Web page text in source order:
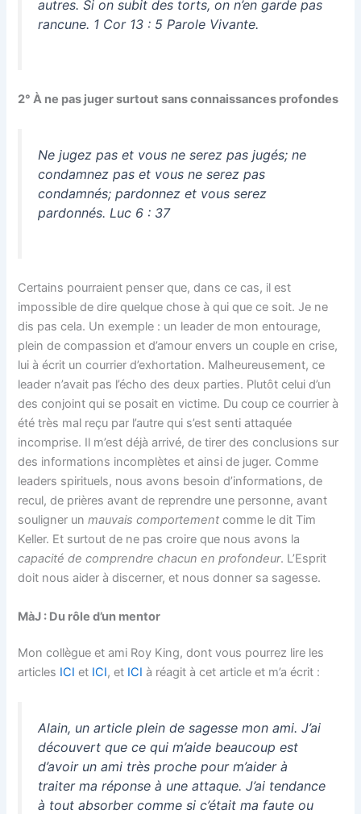
autres. Si on subit des torts, on n’en garde pas
rancune. 1 Cor 13 : 5 Parole Vivante.
2° À ne pas juger surtout sans connaissances profondes
Ne jugez pas et vous ne serez pas jugés; ne
condamnez pas et vous ne serez pas
condamnés; pardonnez et vous serez
pardonnés. Luc 6 : 37
Certains pourraient penser que, dans ce cas, il est
impossible de dire quelque chose à qui que ce soit. Je ne
dis pas cela. Un exemple : un leader de mon entourage,
plein de compassion et d’amour envers un couple en crise,
lui à écrit un courrier d’exhortation. Malheureusement, ce
leader n’avait pas l’écho des deux parties. Plutôt celui d’un
des conjoint qui se posait en victime. Du coup ce courrier à
été très mal reçu par l’autre qui s’est senti attaquée
incomprise. Il m’est déjà arrivé, de tirer des conclusions sur
des informations incomplètes et ainsi de juger. Comme
leaders spirituels, nous avons besoin d’informations, de
recul, de prières avant de reprendre une personne, avant
souligner unmauvais comportement comme le dit Tim
Keller. Et surtout de ne pas croire que nous avons la
capacité de comprendre chacun en profondeur. L’Esprit
doit nous aider à discerner, et nous donner sa sagesse.
MàJ : Du rôle d’un mentor
Mon collègue et ami Roy King, dont vous pourrez lire les
articles ICI et ICI, et ICI à réagit à cet article et m’a écrit :
Alain, un article plein de sagesse mon ami. J’ai
découvert que ce qui m’aide beaucoup est
d’avoir un ami très proche pour m’aider à
traiter ma réponse à une attaque. J’ai tendance
à tout absorber comme si c’était ma faute ou